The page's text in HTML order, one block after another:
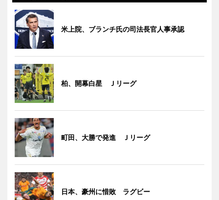
米上院、ブランチ氏の司法長官人事承認
柏、開幕白星 Ｊリーグ
町田、大勝で発進 Ｊリーグ
日本、豪州に惜敗 ラグビー